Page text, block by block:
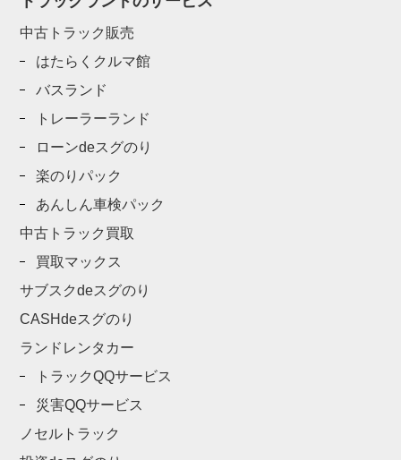
中古トラック販売
はたらくクルマ館
バスランド
トレーラーランド
ローンdeスグのり
楽のりパック
あんしん車検パック
中古トラック買取
買取マックス
サブスクdeスグのり
CASHdeスグのり
ランドレンタカー
トラックQQサービス
災害QQサービス
ノセルトラック